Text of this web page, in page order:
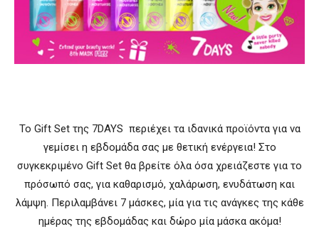
Το Gift Set της 7DAYS περιέχει τα ιδανικά προϊόντα για να
γεμίσει η εβδομάδα σας με θετική ενέργεια! Στο
συγκεκριμένο Gift Set θα βρείτε όλα όσα χρειάζεστε για το
πρόσωπό σας, για καθαρισμό, χαλάρωση, ενυδάτωση και
λάμψη. Περιλαμβάνει 7 μάσκες, μία για τις ανάγκες της κάθε
ημέρας της εβδομάδας και δώρο μία μάσκα ακόμα!